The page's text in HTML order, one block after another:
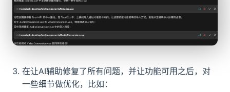
在让AI辅助修复了所有问题，并让功能可用之后，对
一些细节做优化，比如：